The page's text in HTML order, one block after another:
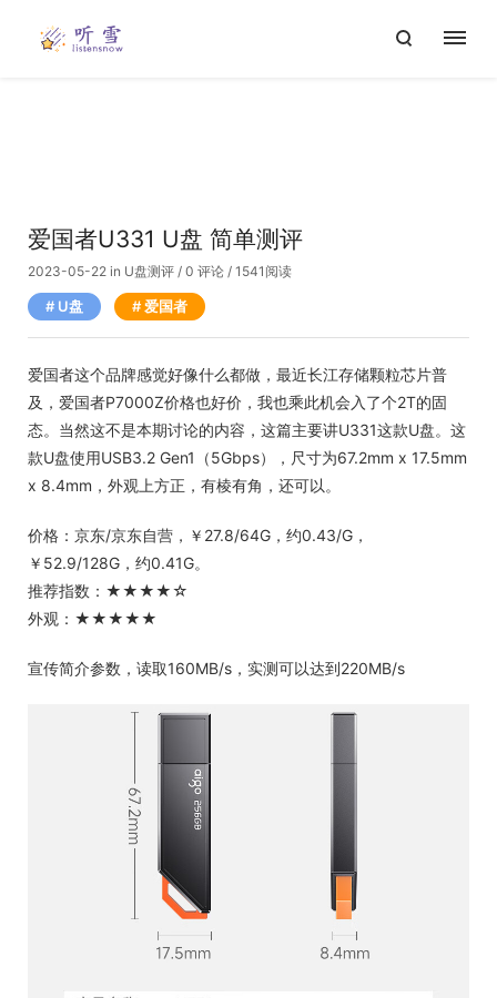
爱国者U331 U盘 简单测评
2023-05-22 in U盘测评 / 0 评论 / 1541阅读
U盘 爱国者
爱国者这个品牌感觉好像什么都做，最近长江存储颗粒芯片普
及，爱国者P7000Z价格也好价，我也乘此机会入了个2T的固
态。当然这不是本期讨论的内容，这篇主要讲U331这款U盘。这
款U盘使用USB3.2 Gen1（5Gbps），尺寸为67.2mm x 17.5mm
x 8.4mm，外观上方正，有棱有角，还可以。
价格：京东/京东自营，￥27.8/64G，约0.43/G，
￥52.9/128G，约0.41G。
推荐指数：★★★★☆
外观：★★★★★
宣传简介参数，读取160MB/s，实测可以达到220MB/s